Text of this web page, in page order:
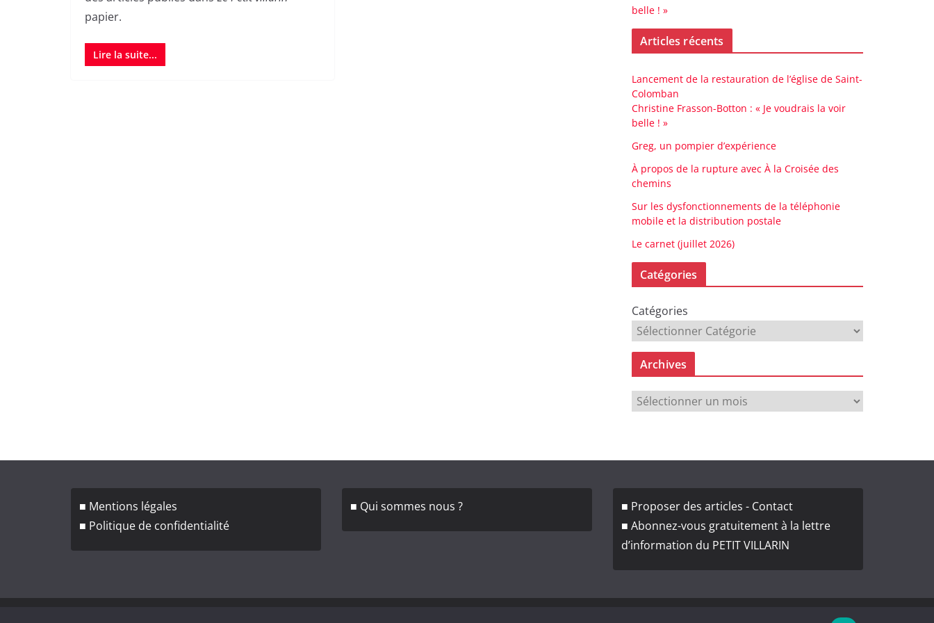
papier.
Lire la suite...
belle ! »
Articles récents
Lancement de la restauration de l’église de Saint-
Colomban
Christine Frasson-Botton : « Je voudrais la voir
belle ! »
Greg, un pompier d’expérience
À propos de la rupture avec À la Croisée des
chemins
Sur les dysfonctionnements de la téléphonie
mobile et la distribution postale
Le carnet (juillet 2026)
Catégories
Catégories
Archives
A
h
■ Mentions légales
■ Politique de confidentialité
■ Qui sommes nous ?
■ Proposer des articles - Contact
■ Abonnez-vous gratuitement à la lettre
d’information du PETIT VILLARIN